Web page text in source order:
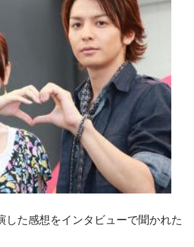
した感想をインタビューで聞かれた